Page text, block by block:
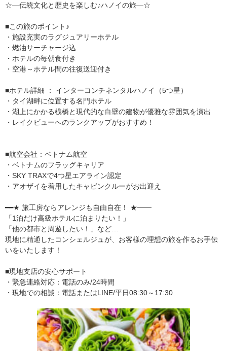
☆―伝統文化と歴史を楽しむ♪ハノイの旅―☆
■この旅のポイント♪
・施設充実のラグジュアリーホテル
・燃油サーチャージ込
・ホテルの毎朝食付き
・空港～ホテル間の往復送迎付き
■ホテル詳細 ： インターコンチネンタルハノイ（5つ星）
・タイ湖畔に位置する名門ホテル
・湖上にかかる桟橋と現代的な白壁の建物が優雅な雰囲気を演出
・レイクビューへのランクアップがおすすめ！
■航空会社：ベトナム航空
・ベトナムのフラッグキャリア
・SKY TRAXで4つ星エアライン認定
・アオザイを着用したキャビンクルーがお出迎え
━━★ 旅工房ならアレンジも自由自在！ ★━━
「1泊だけ高級ホテルに泊まりたい！」
「他の都市と周遊したい！」など…
現地に精通したコンシェルジュが、お客様の理想の旅を作るお手伝
いをいたします！
■現地支店の安心サポート
・緊急連絡対応：電話のみ/24時間
・現地での相談：電話またはLINE/平日08:30～17:30